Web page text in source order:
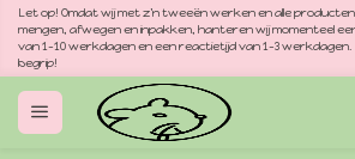
Let op! Omdat wij met z'n tweeën werken en alle
mengen, afwegen en inpakken, hanteren wij momenteel
van 1–10 werkdagen en een reactietijd van 1–3
begrip!